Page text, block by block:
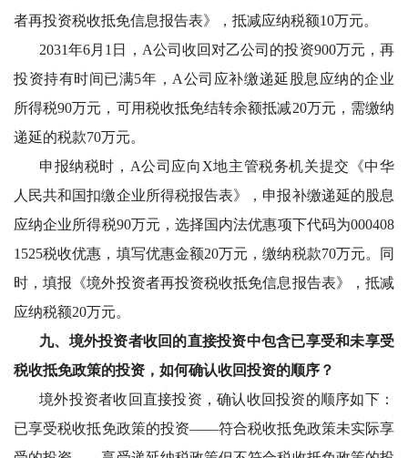
者再投资税收抵免信息报告表》，抵减应纳税额10万元。
2031年6月1日，A公司收回对乙公司的投资900万元，再
投资持有时间已满5年，A公司应补缴递延股息应纳的企业
所得税90万元，可用税收抵免结转余额抵减20万元，需缴纳
递延的税款70万元。
申报纳税时， A公司应向X地主管税务机关提交《中华
人民共和国扣缴企业所得税报告表》，申报补缴递延的股息
应纳企业所得税90万元，选择国内法优惠项下代码为000408
1525税收优惠，填写优惠金额20万元，缴纳税款70万元。同
时，填报《境外投资者再投资税收抵免信息报告表》，抵减
应纳税额20万元。
九、境外投资者收回的直接投资中包含已享受和未享受
税收抵免政策的投资，如何确认收回投资的顺序？
境外投资者收回直接投资，确认收回投资的顺序如下：
已享受税收抵免政策的投资——符合税收抵免政策未实际享